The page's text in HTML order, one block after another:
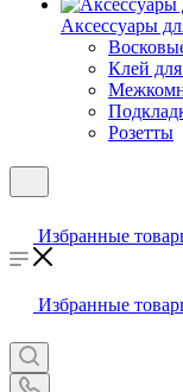
Аксессуары
Клей
Розетты
Избранные
Избранные